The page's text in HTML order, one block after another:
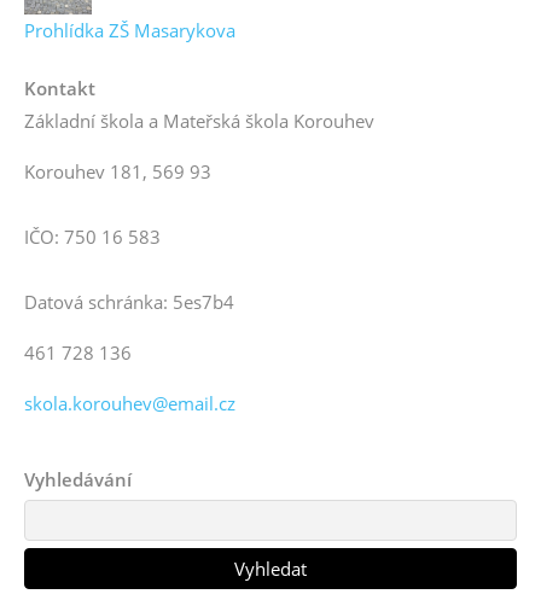
Prohlídka ZŠ Masarykova
Kontakt
Základní škola a Mateřská škola Korouhev
Korouhev 181, 569 93
IČO: 750 16 583
Datová schránka: 5es7b4
461 728 136
skola.korouhev@email.cz
Vyhledávání